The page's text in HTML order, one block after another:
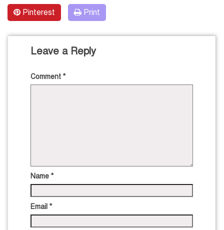
Pinterest Print
Leave a Reply
Comment *
Name *
Email *